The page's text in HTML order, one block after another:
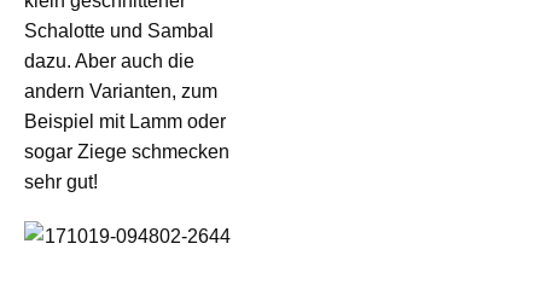
Schalotte und Sambal
dazu. Aber auch die
andern Varianten, zum
Beispiel mit Lamm oder
sogar Ziege schmecken
sehr gut!